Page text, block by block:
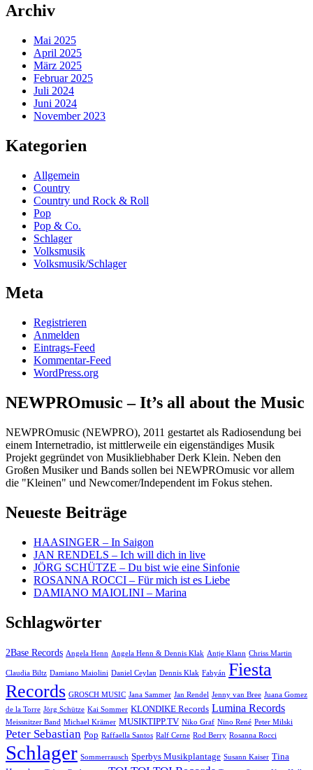
Archiv
Mai 2025
April 2025
März 2025
Februar 2025
Juli 2024
Juni 2024
November 2023
Kategorien
Allgemein
Country
Country und Rock & Roll
Pop
Pop & Co.
Schlager
Volksmusik
Volksmusik/Schlager
Meta
Registrieren
Anmelden
Eintrags-Feed
Kommentar-Feed
WordPress.org
NEWPROmusic – It’s all about the Music
NEWPROmusic (NEWPRO), 2011 gestartet als Radiosendung bei
einem Internetradio, ist mittlerweile ein eigenständiges Musik
Projekt gegründet von Musikliebhaber Derk Klein. Neben den
Großen Musiker und Bands sollen bei NEWPROmusic vor allem
die "Kleinen" und Newcomer/Independent im Fokus stehen.
Neueste Beiträge
HAASINGER – In Saigon
JAN RENDELS – Ich will dich in live
JÖRG SCHÜTZE – Du bist wie eine Sinfonie
ROSANNA ROCCI – Für mich ist es Liebe
DAMIANO MAIOLINI – Marina
Schlagwörter
2Base Records Angela Henn Angela Henn & Dennis Klak Antje Klann Chriss Martin
Claudia Biltz Damiano Maiolini Daniel Ceylan Dennis Klak Fabyán Fiesta
Records GROSCH MUSIC Jana Sammer Jan Rendel Jenny van Bree Juana Gomez
de la Torre Jörg Schütze Kai Sommer KLONDIKE Records Lumina Records
Meissnitzer Band Michael Krämer MUSIKTIPP.TV Niko Graf Nino René Peter Milski
Peter Sebastian Pop Raffaella Santos Ralf Cerne Rod Berry Rosanna Rocci
Schlager Sommerrausch Sperbys Musikplantage Susann Kaiser Tina